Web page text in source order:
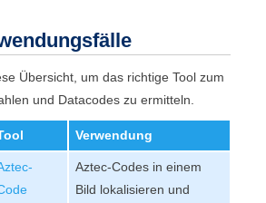
Übersicht, um das richtige Tool zum
und Datacodes zu ermitteln.
Verwendung
Aztec-Codes in einem
Bild lokalisieren und